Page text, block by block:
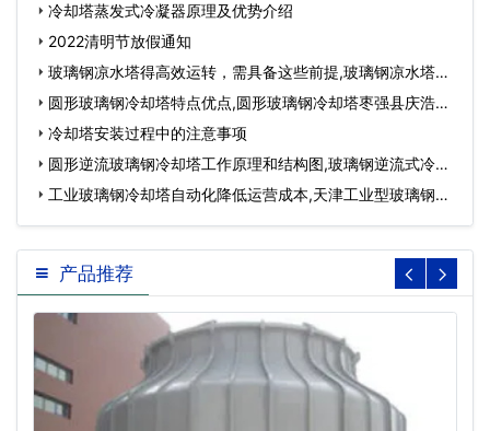
冷却塔蒸发式冷凝器原理及优势介绍
2022清明节放假通知
玻璃钢凉水塔得高效运转，需具备这些前提,玻璃钢凉水塔型
号大全…
圆形玻璃钢冷却塔特点优点,圆形玻璃钢冷却塔枣强县庆浩环
保设备加工厂…
冷却塔安装过程中的注意事项
圆形逆流玻璃钢冷却塔工作原理和结构图,玻璃钢逆流式冷却
塔…工业玻璃钢冷却塔自动化降低运营成本,天津工业型玻璃钢冷
却塔供应…
产品推荐